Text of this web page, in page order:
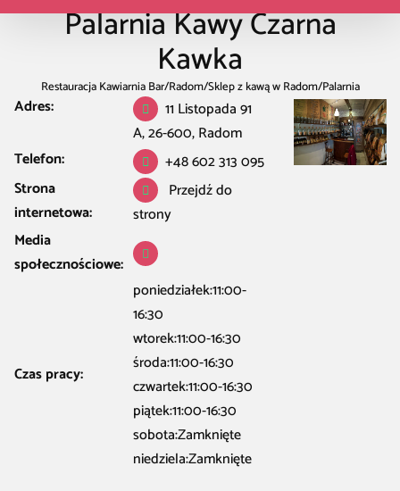
Palarnia Kawy Czarna
Kawka
Restauracja Kawiarnia Bar/Radom/Sklep z kawą w Radom/Palarnia
Kawy Czarna Kawka
Adres:
11 Listopada 91
A, 26-600, Radom
Telefon:
+48 602 313 095
Strona
internetowa:
Przejdź do
strony
Media
społecznościowe:
Czas pracy:
poniedziałek:11:00-
16:30
wtorek:11:00-16:30
środa:11:00-16:30
czwartek:11:00-16:30
piątek:11:00-16:30
sobota:Zamknięte
niedziela:Zamknięte